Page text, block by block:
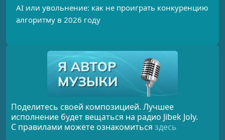
Поделитесь своей композицией. Лучшее
исполнение будет вещаться на радио Jibek Joly.
С правилами можете ознакомиться здесь
AI или увольнение: как не проиграть конкуренцию
алгоритму в 2026 году